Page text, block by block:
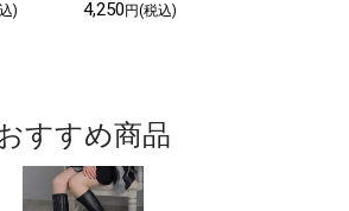
) 4,250円(税込)
すすめ商品